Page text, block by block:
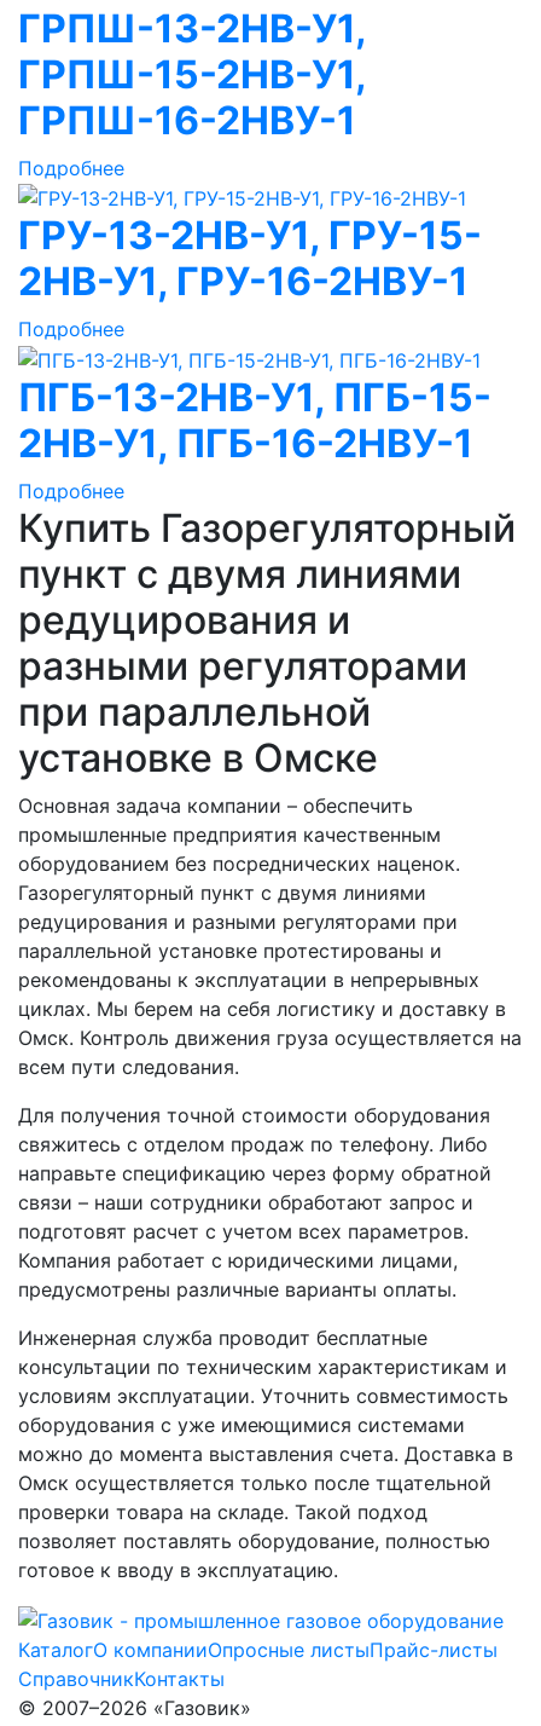
ГРПШ-13-2НВ-У1,
ГРПШ-15-2НВ-У1,
ГРПШ-16-2НВУ-1
Подробнее
ГРУ-13-2НВ-У1, ГРУ-15-
2НВ-У1, ГРУ-16-2НВУ-1
Подробнее
ПГБ-13-2НВ-У1, ПГБ-15-
2НВ-У1, ПГБ-16-2НВУ-1
Подробнее
Купить Газорегуляторный
пункт с двумя линиями
редуцирования и
разными регуляторами
при параллельной
установке в Омске
Основная задача компании – обеспечить
промышленные предприятия качественным
оборудованием без посреднических наценок.
Газорегуляторный пункт с двумя линиями
редуцирования и разными регуляторами при
параллельной установке протестированы и
рекомендованы к эксплуатации в непрерывных
циклах. Мы берем на себя логистику и доставку в
Омск. Контроль движения груза осуществляется на
всем пути следования.
Для получения точной стоимости оборудования
свяжитесь с отделом продаж по телефону. Либо
направьте спецификацию через форму обратной
связи – наши сотрудники обработают запрос и
подготовят расчет с учетом всех параметров.
Компания работает с юридическими лицами,
предусмотрены различные варианты оплаты.
Инженерная служба проводит бесплатные
консультации по техническим характеристикам и
условиям эксплуатации. Уточнить совместимость
оборудования с уже имеющимися системами
можно до момента выставления счета. Доставка в
Омск осуществляется только после тщательной
проверки товара на складе. Такой подход
позволяет поставлять оборудование, полностью
готовое к вводу в эксплуатацию.
КаталогО компанииОпросные листыПрайс-листы
СправочникКонтакты
© 2007–2026 «Газовик»